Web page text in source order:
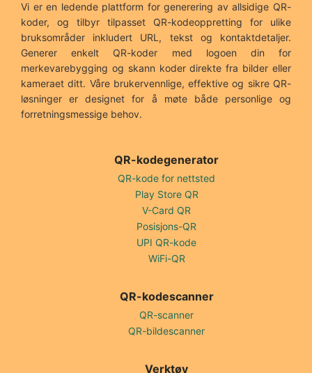
Vi er en ledende plattform for generering av allsidige QR-
koder, og tilbyr tilpasset QR-kodeoppretting for ulike
bruksområder inkludert URL, tekst og kontaktdetaljer.
Generer enkelt QR-koder med logoen din for
merkevarebygging og skann koder direkte fra bilder eller
kameraet ditt. Våre brukervennlige, effektive og sikre QR-
løsninger er designet for å møte både personlige og
forretningsmessige behov.
QR-kodegenerator
QR-kode for nettsted
Play Store QR
V-Card QR
Posisjons-QR
UPI QR-kode
WiFi-QR
QR-kodescanner
QR-scanner
QR-bildescanner
Verktøy